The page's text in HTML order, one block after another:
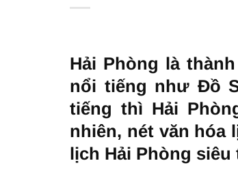
Hải Phòng là
nổi tiếng như Đồ
tiếng thì Hải
nhiên, nét văn hóa
lịch Hải Phòng